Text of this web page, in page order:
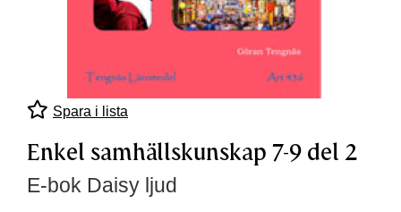
Spara i lista
Enkel samhällskunskap 7-9 del 2
E-bok Daisy ljud